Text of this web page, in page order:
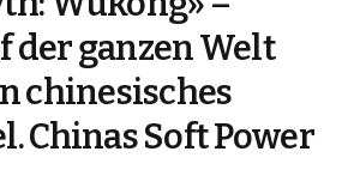
der ganzen Welt
chinesisches
Chinas Soft Power